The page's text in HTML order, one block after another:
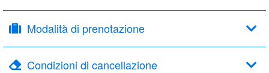
Modalità di prenotazione
Condizioni di cancellazione